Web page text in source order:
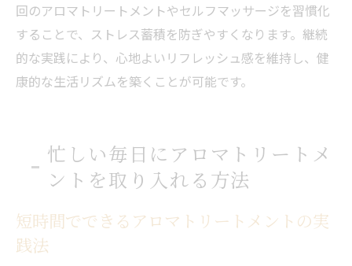
回のアロマトリートメントやセルフマッサージを習慣化
することで、ストレス蓄積を防ぎやすくなります。継続
的な実践により、心地よいリフレッシュ感を維持し、健
康的な生活リズムを築くことが可能です。
忙しい毎日にアロマトリートメ
ントを取り入れる方法
短時間でできるアロマトリートメントの実
践法